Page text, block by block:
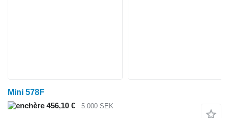
Mini 578F
456,10 €
5.000 SEK